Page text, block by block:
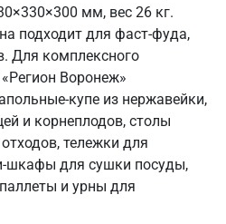
мм, вес 26 кг.
подходит для фаст-фуда,
Для комплексного
Воронеж»
купе из нержавейки,
и корнеплодов, столы
тележки для
шкафы для сушки посуды,
и урны для